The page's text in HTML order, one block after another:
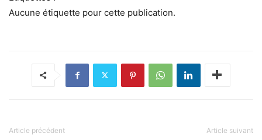
Aucune étiquette pour cette publication.
Article précédent Article suivant